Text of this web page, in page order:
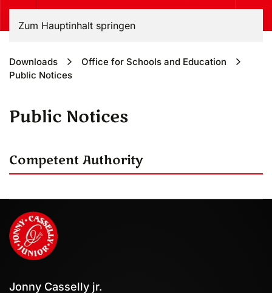
Zum Hauptinhalt springen
Downloads
Office for Schools and Education
Public Notices
Public Notices
Competent Authority
Jonny Casselly jr.